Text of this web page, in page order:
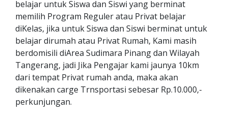
belajar untuk Siswa dan Siswi yang berminat
memilih Program Reguler atau Privat belajar
diKelas, jika untuk Siswa dan Siswi berminat untuk
belajar dirumah atau Privat Rumah, Kami masih
berdomisili diArea Sudimara Pinang dan Wilayah
Tangerang, jadi Jika Pengajar kami jaunya 10km
dari tempat Privat rumah anda, maka akan
dikenakan carge Trnsportasi sebesar Rp.10.000,-
perkunjungan.